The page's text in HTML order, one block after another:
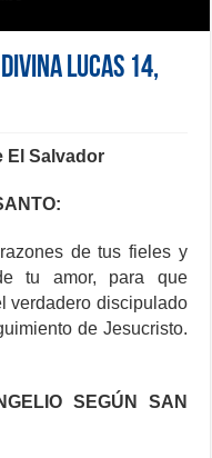
Lucas 14,
El Salvador
de tus fieles y
tu amor, para que
verdadero discipulado
de Jesucristo.
SEGÚN SAN